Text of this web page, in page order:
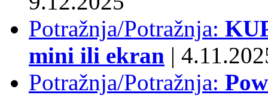
Potražnja/Potražnja:
mini ili ekran |
Potražnja/Potražnja: